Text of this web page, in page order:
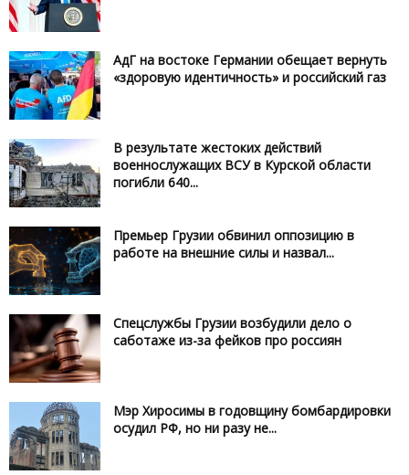
АдГ на востоке Германии обещает вернуть
«здоровую идентичность» и российский газ
В результате жестоких действий
военнослужащих ВСУ в Курской области
погибли 640...
Премьер Грузии обвинил оппозицию в
работе на внешние силы и назвал...
Спецслужбы Грузии возбудили дело о
саботаже из-за фейков про россиян
Мэр Хиросимы в годовщину бомбардировки
осудил РФ, но ни разу не...